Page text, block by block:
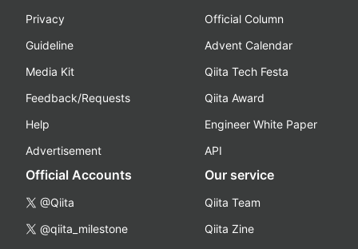
Privacy
Guideline
Media Kit
Feedback/Requests
Help
Advertisement
Official Column
Advent Calendar
Qiita Tech Festa
Qiita Award
Engineer White Paper
API
Official Accounts
@Qiita
@qiita_milestone
Our service
Qiita Team
Qiita Zine